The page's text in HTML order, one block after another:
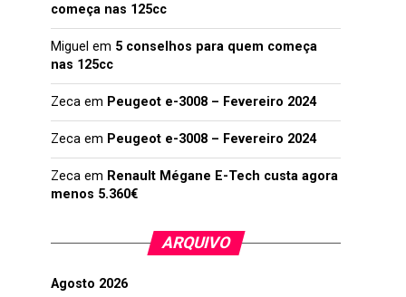
começa nas 125cc
Miguel em 5 conselhos para quem começa
nas 125cc
Zeca em Peugeot e-3008 – Fevereiro 2024
Zeca em Peugeot e-3008 – Fevereiro 2024
Zeca em Renault Mégane E-Tech custa agora
menos 5.360€
ARQUIVO
Agosto 2026